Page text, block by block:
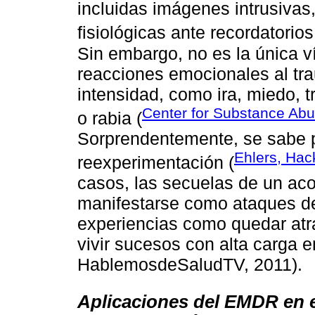
incluidas imágenes
fisiológicas ante
Sin embargo, no es la única
reacciones emocionales al
intensidad, como ira, miedo,
o rabia (Center for Substance
Sorprendentemente, se
reexperimentación (Ehlers,
casos, las secuelas de un
manifestarse como ataques
experiencias como quedar
vivir sucesos con alta carga
HablemosdeSaludTV, 2011).
Aplicaciones del EMDR